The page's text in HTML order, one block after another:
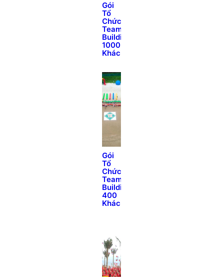
Gói
Tổ
Chức
Team
Building
1000
Khách
Gói
Tổ
Chức
Team
Building
400
Khách